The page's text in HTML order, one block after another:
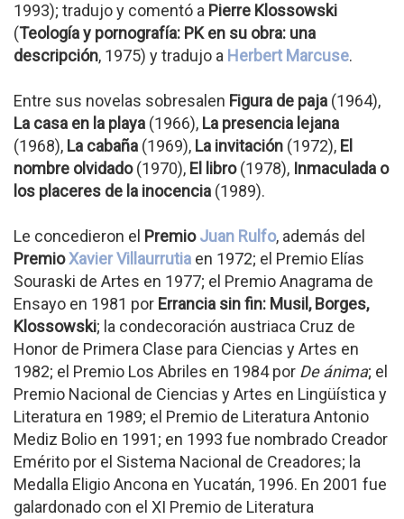
1993); tradujo y comentó a Pierre Klossowski
(Teología y pornografía: PK en su obra: una
descripción, 1975) y tradujo a Herbert Marcuse.
Entre sus novelas sobresalen Figura de paja (1964),
La casa en la playa (1966), La presencia lejana
(1968), La cabaña (1969), La invitación (1972), El
nombre olvidado(1970), El libro(1978), Inmaculada o
los placeres de la inocencia (1989).
Le concedieron el PremioJuan Rulfo, además del
PremioXavier Villaurrutia en 1972; el Premio Elías
Souraski de Artes en 1977; el Premio Anagrama de
Ensayo en 1981 por Errancia sin fin: Musil, Borges,
Klossowski; la condecoración austriaca Cruz de
Honor de Primera Clase para Ciencias y Artes en
1982; el Premio Los Abriles en 1984 por De ánima; el
Premio Nacional de Ciencias y Artes en Lingüística y
Literatura en 1989; el Premio de Literatura Antonio
Mediz Bolio en 1991; en 1993 fue nombrado Creador
Emérito por el Sistema Nacional de Creadores; la
Medalla Eligio Ancona en Yucatán, 1996. En 2001 fue
galardonado con el XI Premio de Literatura